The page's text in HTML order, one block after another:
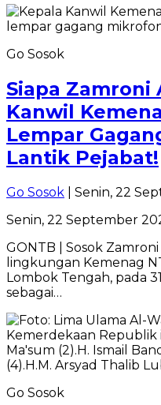
Go Sosok
Siapa Zamroni
Kanwil
Lempar
Lantik Pejabat!
Go Sosok | Senin, 22
Senin, 22 September
GONTB | Sosok
lingkungan Kemenag
Lombok Tengah, pada
sebagai…
Go Sosok